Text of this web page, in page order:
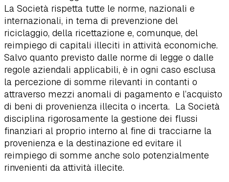
La Società rispetta tutte le norme, nazionali e
internazionali, in tema di prevenzione del
riciclaggio, della ricettazione e, comunque, del
reimpiego di capitali illeciti in attività economiche.
Salvo quanto previsto dalle norme di legge o dalle
regole aziendali applicabili, è in ogni caso esclusa
la percezione di somme rilevanti in contanti o
attraverso mezzi anomali di pagamento e l’acquisto
di beni di provenienza illecita o incerta. La Società
disciplina rigorosamente la gestione dei flussi
finanziari al proprio interno al fine di tracciarne la
provenienza e la destinazione ed evitare il
reimpiego di somme anche solo potenzialmente
rinvenienti da attività illecite.